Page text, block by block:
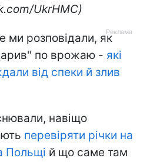
UkrHMC)
ми розповідали, як
по врожаю - які
від спеки й злив
навіщо
перевіряти річки на
Польщі й що саме там